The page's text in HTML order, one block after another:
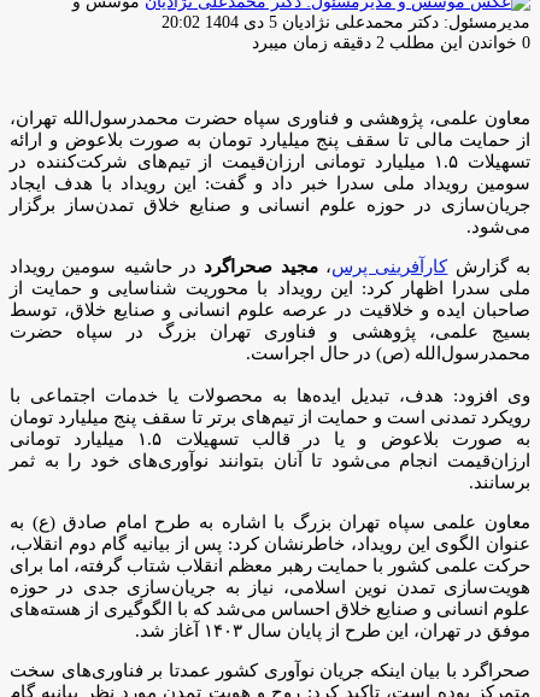
مدیرمسئول: دکتر محمدعلی نژادیان ارسال
ایمیل
5 دی 1404 20:02
0 خواندن این مطلب 2 دقیقه زمان میبرد
معاون علمی، پژوهشی و فناوری سپاه حضرت محمدرسول‌الله تهران،
از حمایت مالی تا سقف پنج میلیارد تومان به صورت بلاعوض و ارائه
تسهیلات ۱.۵ میلیارد تومانی ارزان‌قیمت از تیم‌های شرکت‌کننده در
سومین رویداد ملی سدرا خبر داد و گفت: این رویداد با هدف ایجاد
جریان‌سازی در حوزه علوم انسانی و صنایع خلاق تمدن‌ساز برگزار
می‌شود.
به گزارشکارآفرینی پرس،مجید صحراگرد در حاشیه سومین رویداد
ملی سدرا اظهار کرد: این رویداد با محوریت شناسایی و حمایت از
صاحبان ایده و خلاقیت در عرصه علوم انسانی و صنایع خلاق، توسط
بسیج علمی، پژوهشی و فناوری تهران بزرگ در سپاه حضرت
محمدرسول‌الله (ص) در حال اجراست.
وی افزود: هدف، تبدیل ایده‌ها به محصولات یا خدمات اجتماعی با
رویکرد تمدنی است و حمایت از تیم‌های برتر تا سقف پنج میلیارد تومان
به صورت بلاعوض و یا در قالب تسهیلات ۱.۵ میلیارد تومانی
ارزان‌قیمت انجام می‌شود تا آنان بتوانند نوآوری‌های خود را به ثمر
برسانند.
معاون علمی سپاه تهران بزرگ با اشاره به طرح امام صادق (ع) به
عنوان الگوی این رویداد، خاطرنشان کرد: پس از بیانیه گام دوم انقلاب،
حرکت علمی کشور با حمایت رهبر معظم انقلاب شتاب گرفته، اما برای
هویت‌سازی تمدن نوین اسلامی، نیاز به جریان‌سازی جدی در حوزه
علوم انسانی و صنایع خلاق احساس می‌شد که با الگوگیری از هسته‌های
موفق در تهران، این طرح از پایان سال ۱۴۰۳ آغاز شد.
صحراگرد با بیان اینکه جریان نوآوری کشور عمدتا بر فناوری‌های سخت
متمرکز بوده است، تاکید کرد: روح و هویت تمدن مورد نظر بیانیه گام